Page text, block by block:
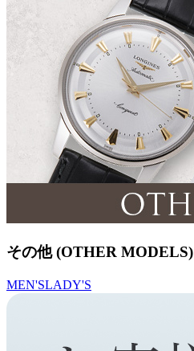
その他 (OTHER MODELS)
MEN'SLADY'S